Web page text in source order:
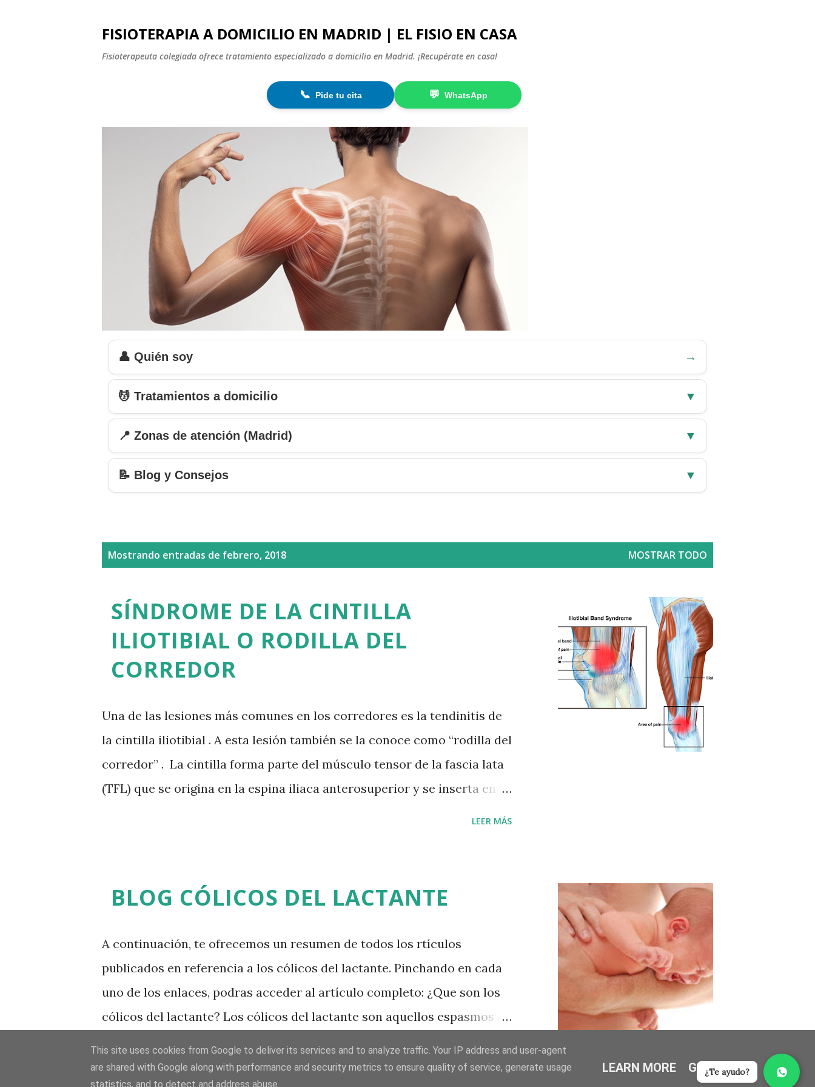
FISIOTERAPIA A DOMICILIO EN MADRID | EL FISIO EN CASA
Fisioterapeuta colegiada ofrece tratamiento especializado a domicilio en Madrid. ¡Recupérate en casa!
📞 Pide tu cita 💬 WhatsApp
¿Te ayudo?
👤 Quién soy →
💆 Tratamientos a domicilio ▼
📍 Zonas de atención (Madrid) ▼
📝 Blog y Consejos ▼
Mostrando entradas de febrero, 2018 MOSTRAR TODO
SÍNDROME DE LA CINTILLA
ILIOTIBIAL O RODILLA DEL
CORREDOR
Una de las lesiones más comunes en los corredores es la tendinitis de
la cintilla iliotibial . A esta lesión también se la conoce como “rodilla del
corredor” . La cintilla forma parte del músculo tensor de la fascia lata
(TFL) que se origina en la espina iliaca anterosuperior y se inserta en el
cóndilo lateral del fémur. Pasa por encima del borde externo del fémur
habitualmente en corredores y sobre todo en aquellos que lo hacen en
asfalto, al ser un terreno duro. Provoca dolor en la cara lateral de la
rodilla en la extensión de la pierna, por lo que su función en el desar...
LEER MÁS
BLOG CÓLICOS DEL LACTANTE
A continuación, te ofrecemos un resumen de todos los rtículos
publicados en referencia a los cólicos del lactante. Pinchando en cada
uno de los enlaces, podras acceder al artículo completo: ¿Que son los
cólicos del lactante? Los cólicos del lactante son aquellos espasmos o
quince días y los cuatro meses de vida del bebe. ¿Cómo saber si mi
LEER MÁS
This site uses cookies from Google to deliver its services and to analyze traffic. Your IP address and user-agent
are shared with Google along with performance and security metrics to ensure quality of service, generate usage
statistics, and to detect and address abuse.
LEARN MORE GOT IT